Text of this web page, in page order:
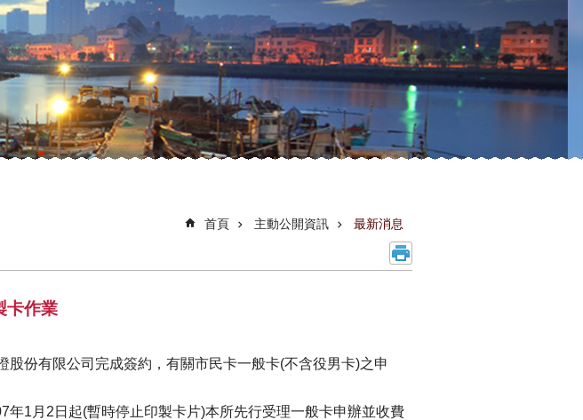
首頁 主動公開資訊 最新消息
卡作業
份有限公司完成簽約，有關市民卡一般卡(不含役男卡)之申
1月2日起(暫時停止印製卡片)本所先行受理一般卡申辦並收費